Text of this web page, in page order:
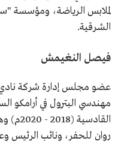
الشرقية.
فيصل النغيمش
عضو مجلس إدارة شركة
مهندسي البترول في أرامكو
روان للحفر، ونائب